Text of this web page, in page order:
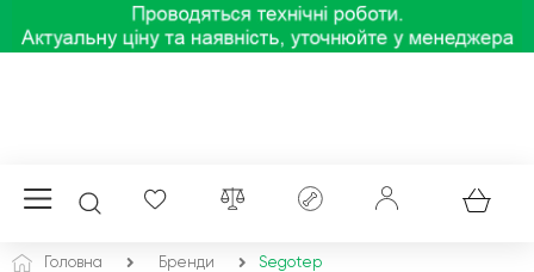
Головна Бренди Segotep